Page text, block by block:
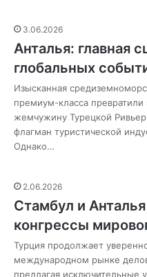
3.06.2026
Анталья: главная
глобальных
Изысканная
премиум-класса превратили
жемчужину Турецкой
флагман туристической
Однако…
2.06.2026
Стамбул и
конгрессы
Турция продолжает
международном рынке
предлагая исключительные